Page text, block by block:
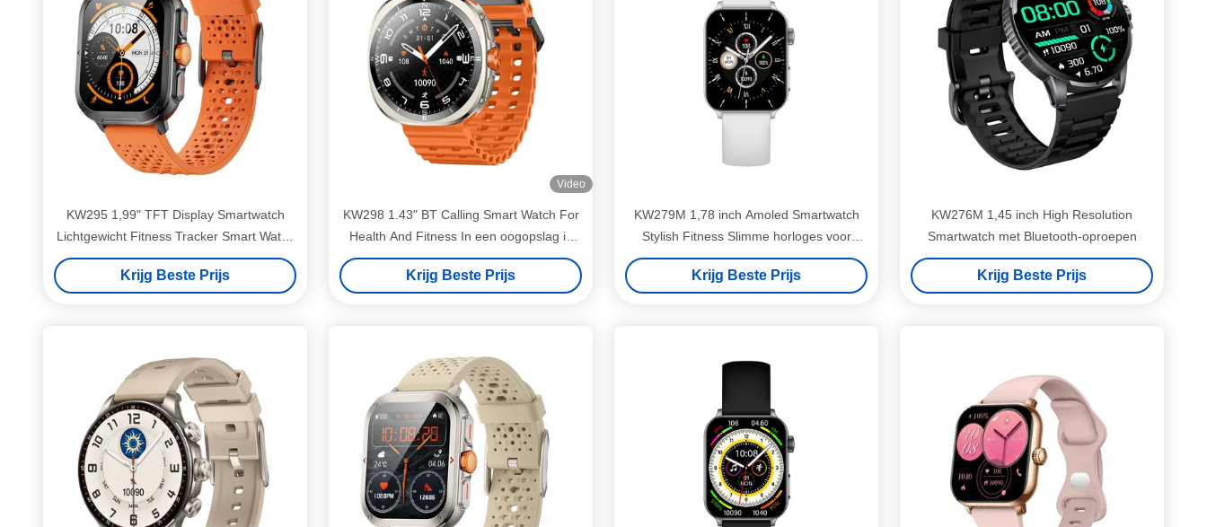
KW295 1,99" TFT Display Smartwatch
Lichtgewicht Fitness Tracker Smart Watch
Met BT Calling
Krijg Beste Prijs
Video
KW298 1.43" BT Calling Smart Watch For
Health And Fitness In een oogopslag in
elk licht
Krijg Beste Prijs
KW279M 1,78 inch Amoled Smartwatch
Stylish Fitness Slimme horloges voor
vrouwen
Krijg Beste Prijs
KW276M 1,45 inch High Resolution
Smartwatch met Bluetooth-oproepen
Krijg Beste Prijs